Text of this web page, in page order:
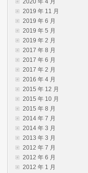
2020 年 4 月
2019 年 11 月
2019 年 6 月
2019 年 5 月
2019 年 2 月
2017 年 8 月
2017 年 6 月
2017 年 2 月
2016 年 4 月
2015 年 12 月
2015 年 10 月
2015 年 8 月
2014 年 7 月
2014 年 3 月
2013 年 3 月
2012 年 7 月
2012 年 6 月
2012 年 1 月